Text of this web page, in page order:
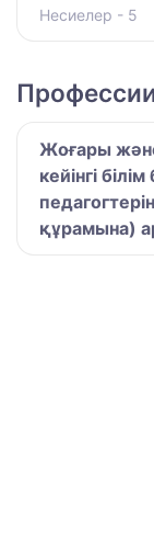
Несиелер - 5
Жоғары
кейінгі
құрамына)